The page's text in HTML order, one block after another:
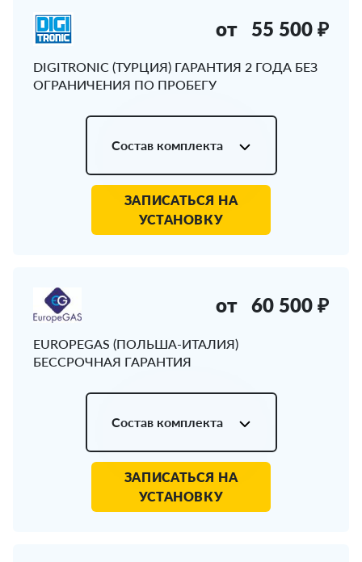
DIGITRONIC (ТУРЦИЯ) ГАРАНТИЯ 2 ГОДА БЕЗ
ОГРАНИЧЕНИЯ ПО ПРОБЕГУ
от 55 500 ₽
Состав комплекта
ЗАПИСАТЬСЯ НА
УСТАНОВКУ
EUROPEGAS (ПОЛЬША-ИТАЛИЯ)
БЕССРОЧНАЯ ГАРАНТИЯ
от 60 500 ₽
Состав комплекта
ЗАПИСАТЬСЯ НА
УСТАНОВКУ